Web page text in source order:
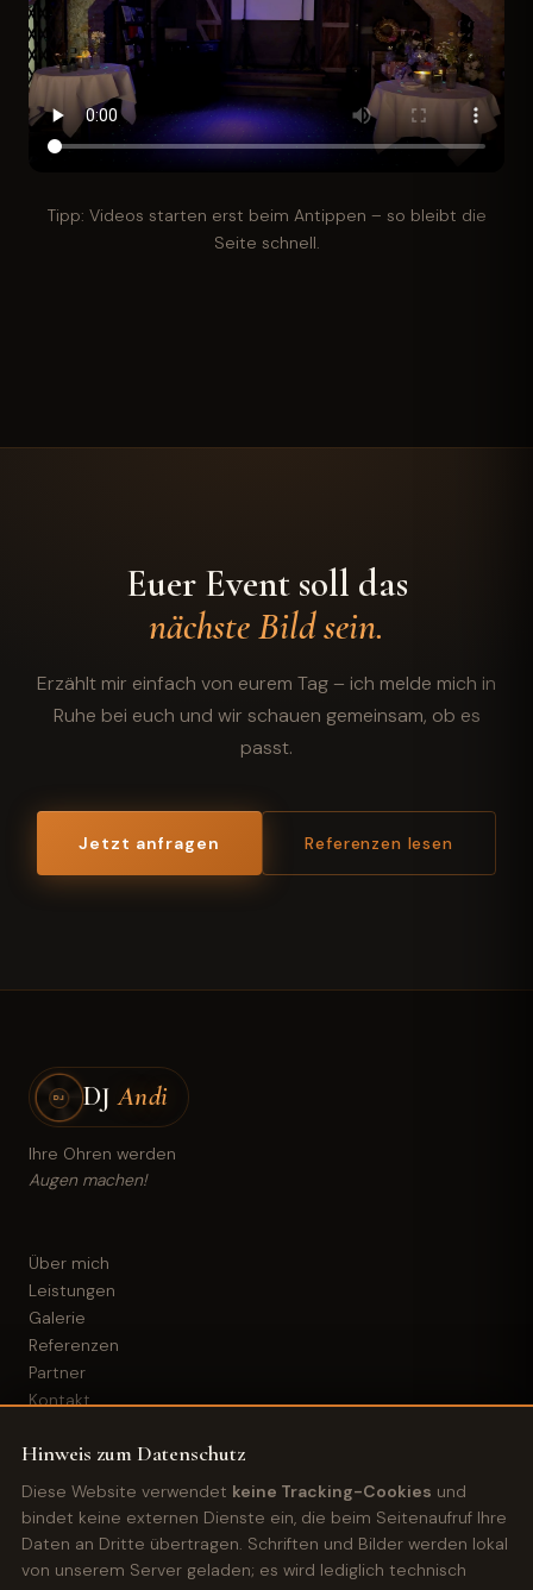
Tipp: Videos starten erst beim Antippen – so bleibt die
Seite schnell.
Euer Event soll das
nächste Bild sein.
Erzählt mir einfach von eurem Tag – ich melde mich in
Ruhe bei euch und wir schauen gemeinsam, ob es
passt.
Jetzt anfragen Referenzen lesen
DJ DJAndi
Ihre Ohren werden
Augen machen!
Über mich
Leistungen
Galerie
Referenzen
Partner
Kontakt
Impressum
Datenschutz
Cookie-Einstellungen
Hinweis zum Datenschutz
Diese Website verwendet keine Tracking-Cookies und
bindet keine externen Dienste ein, die beim Seitenaufruf Ihre
Daten an Dritte übertragen. Schriften und Bilder werden lokal
von unserem Server geladen; es wird lediglich technisch